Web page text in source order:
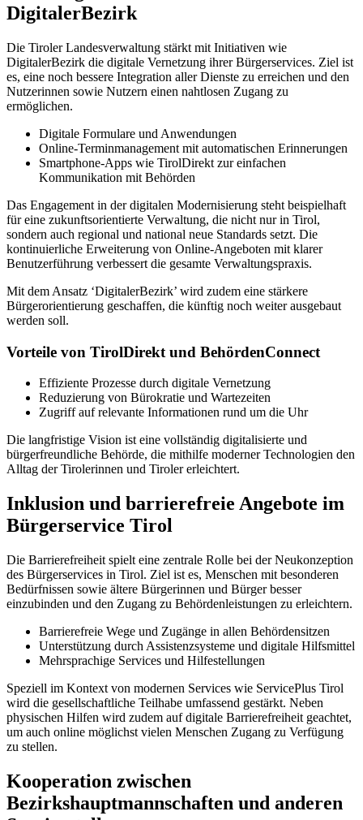
DigitalerBezirk
Die Tiroler Landesverwaltung stärkt mit Initiativen wie
DigitalerBezirk die digitale Vernetzung ihrer Bürgerservices. Ziel ist
es, eine noch bessere Integration aller Dienste zu erreichen und den
Nutzerinnen sowie Nutzern einen nahtlosen Zugang zu
ermöglichen.
Digitale Formulare und Anwendungen
Online-Terminmanagement mit automatischen Erinnerungen
Smartphone-Apps wie TirolDirekt zur einfachen
Kommunikation mit Behörden
Das Engagement in der digitalen Modernisierung steht beispielhaft
für eine zukunftsorientierte Verwaltung, die nicht nur in Tirol,
sondern auch regional und national neue Standards setzt. Die
kontinuierliche Erweiterung von Online-Angeboten mit klarer
Benutzerführung verbessert die gesamte Verwaltungspraxis.
Mit dem Ansatz ‘DigitalerBezirk’ wird zudem eine stärkere
Bürgerorientierung geschaffen, die künftig noch weiter ausgebaut
werden soll.
Vorteile von TirolDirekt und BehördenConnect
Effiziente Prozesse durch digitale Vernetzung
Reduzierung von Bürokratie und Wartezeiten
Zugriff auf relevante Informationen rund um die Uhr
Die langfristige Vision ist eine vollständig digitalisierte und
bürgerfreundliche Behörde, die mithilfe moderner Technologien den
Alltag der Tirolerinnen und Tiroler erleichtert.
Inklusion und barrierefreie Angebote im
Bürgerservice Tirol
Die Barrierefreiheit spielt eine zentrale Rolle bei der Neukonzeption
des Bürgerservices in Tirol. Ziel ist es, Menschen mit besonderen
Bedürfnissen sowie ältere Bürgerinnen und Bürger besser
einzubinden und den Zugang zu Behördenleistungen zu erleichtern.
Barrierefreie Wege und Zugänge in allen Behördensitzen
Unterstützung durch Assistenzsysteme und digitale Hilfsmittel
Mehrsprachige Services und Hilfestellungen
Speziell im Kontext von modernen Services wie ServicePlus Tirol
wird die gesellschaftliche Teilhabe umfassend gestärkt. Neben
physischen Hilfen wird zudem auf digitale Barrierefreiheit geachtet,
um auch online möglichst vielen Menschen Zugang zu Verfügung
zu stellen.
Kooperation zwischen
Bezirkshauptmannschaften und anderen